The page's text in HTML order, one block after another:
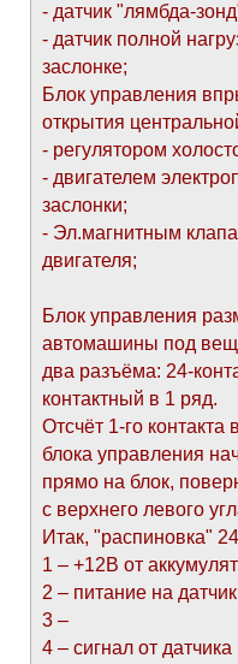
- датчик "лямбда-
- датчик полной
заслонке;
Блок управления
открытия
- регулятором
- двигателем
заслонки;
- Эл.магнитным
двигателя;
Блок управления
автомашины под
два разъёма: 24-
контактный в 1 ряд.
Отсчёт 1-го
блока управления
прямо на блок,
с верхнего левого
Итак, "распиновка"
1 – +12В от
2 – питание на
3 –
4 – сигнал от